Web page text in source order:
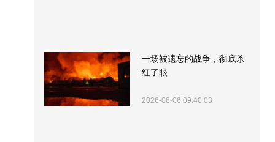
一场被遗忘的战争，彻底杀
红了眼
2026-08-06 09:40:03